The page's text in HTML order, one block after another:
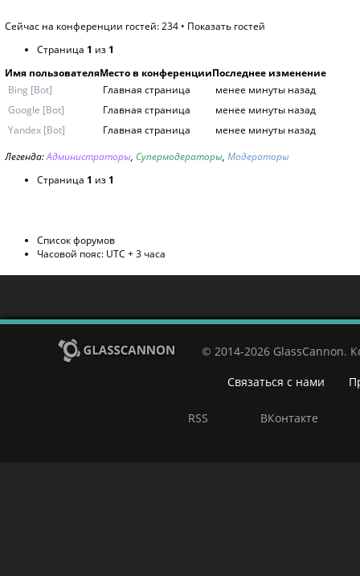
Сейчас на конференции гостей: 234 • Показать гостей
Страница 1 из 1
Имя пользователяМесто в конференцииПоследнее изменение
Bing [Bot]
Главная страница
менее минуты назад
Google [Bot]
Главная страница
менее минуты назад
Yandex [Bot]
Главная страница
менее минуты назад
Легенда:Администраторы, Супермодераторы, Модераторы
Страница 1 из 1
Список форумов
Часовой пояс: UTC + 3 часа
© 2014-2026 GlassCannon.
Связаться с нами
RSS ВКонтакте